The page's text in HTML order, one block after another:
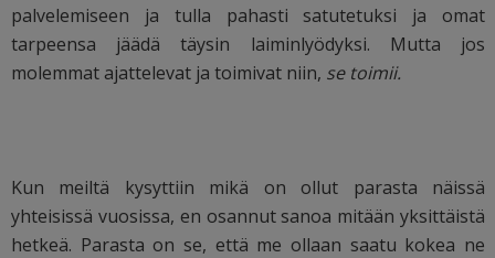
palvelemiseen ja tulla pahasti satutetuksi ja omat
tarpeensa jäädä täysin laiminlyödyksi. Mutta jos
molemmat ajattelevat ja toimivat niin, se toimii.
Kun meiltä kysyttiin mikä on ollut parasta näissä
yhteisissä vuosissa, en osannut sanoa mitään yksittäistä
hetkeä. Parasta on se, että me ollaan saatu kokea ne